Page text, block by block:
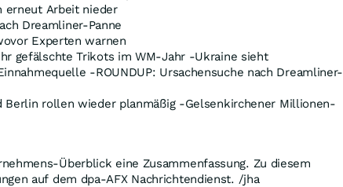
erneut Arbeit nieder
Dreamliner-Panne
Experten warnen
gefälschte Trikots im WM-Jahr -Ukraine sieht
-ROUNDUP: Ursachensuche nach Dreamliner-
Berlin rollen wieder planmäßig -Gelsenkirchener Millionen-
Überblick eine Zusammenfassung. Zu diesem
auf dem dpa-AFX Nachrichtendienst. /jha